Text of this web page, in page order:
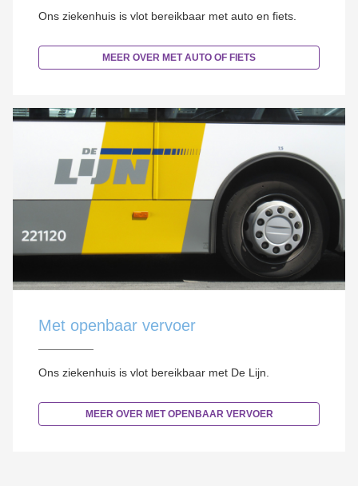
Ons ziekenhuis is vlot bereikbaar met auto en fiets.
MEER OVER MET AUTO OF FIETS
Met openbaar vervoer
Ons ziekenhuis is vlot bereikbaar met De Lijn.
MEER OVER MET OPENBAAR VERVOER